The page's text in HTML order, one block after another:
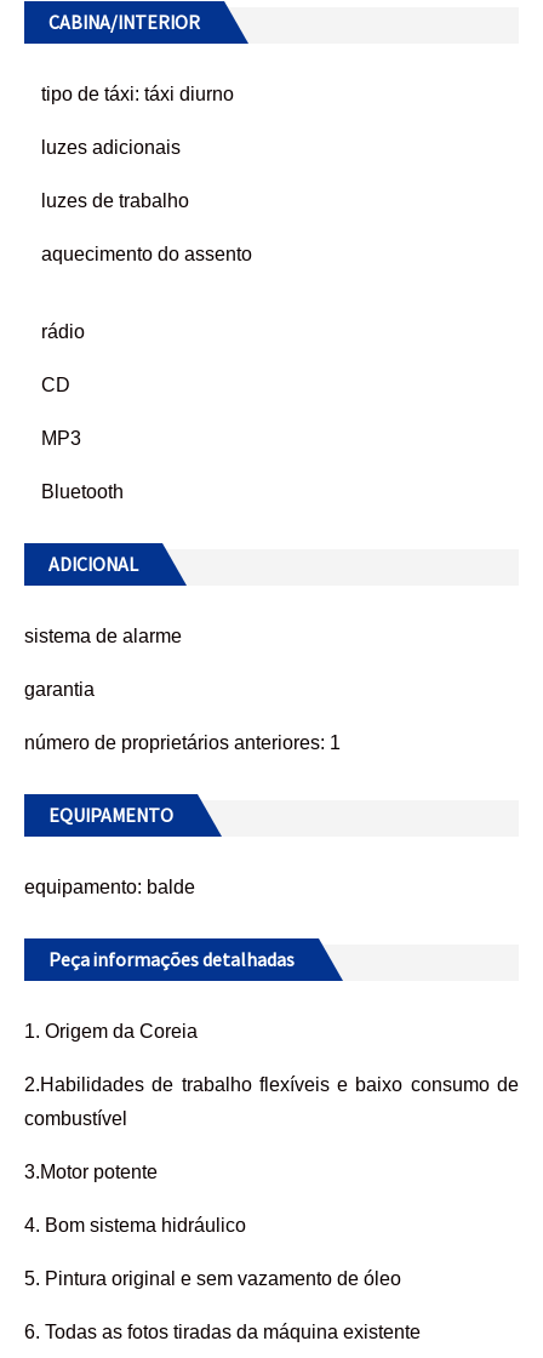
CABINA/INTERIOR
tipo de táxi: táxi diurno
luzes adicionais
luzes de trabalho
aquecimento do assento
rádio
CD
MP3
Bluetooth
ADICIONAL
sistema de alarme
garantia
número de proprietários anteriores: 1
EQUIPAMENTO
equipamento: balde
Peça informações detalhadas
1. Origem da Coreia
2.Habilidades de trabalho flexíveis e baixo consumo de
combustível
3.Motor potente
4. Bom sistema hidráulico
5. Pintura original e sem vazamento de óleo
6. Todas as fotos tiradas da máquina existente